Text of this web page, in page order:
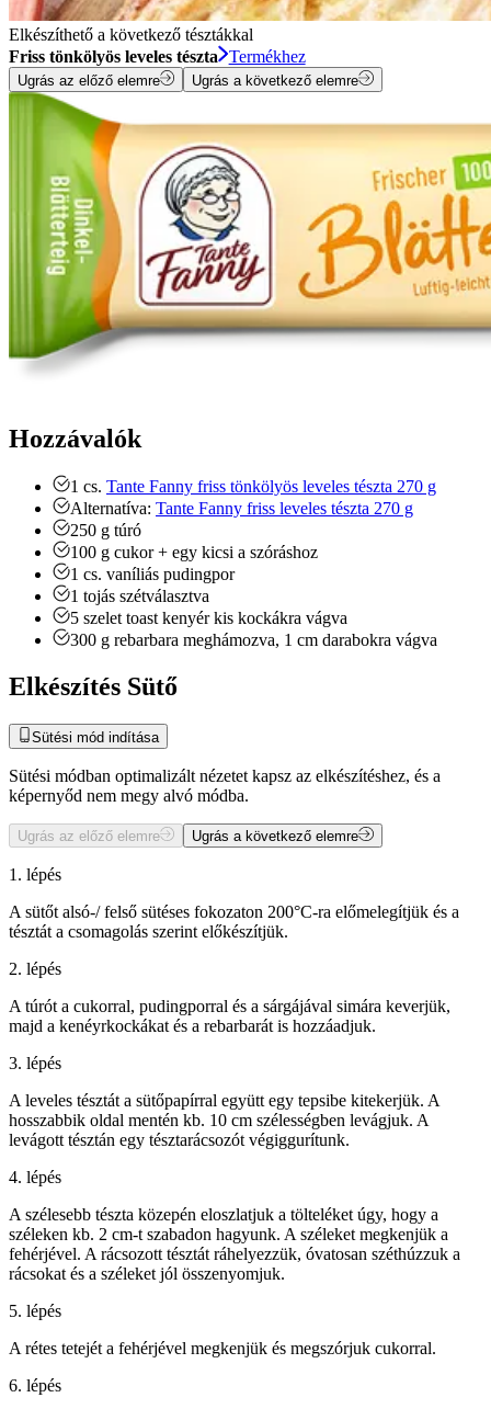
Elkészíthető a következő tésztákkal
Friss tönkölyös leveles tészta
Termékhez
Ugrás az előző elemre Ugrás a következő elemre
Hozzávalók
1 cs. Tante Fanny friss tönkölyös leveles tészta 270 g
Alternatíva: Tante Fanny friss leveles tészta 270 g
250 g túró
100 g cukor + egy kicsi a szóráshoz
1 cs. vaníliás pudingpor
1 tojás szétválasztva
5 szelet toast kenyér kis kockákra vágva
300 g rebarbara meghámozva, 1 cm darabokra vágva
Elkészítés Sütő
Sütési mód indítása
Sütési módban optimalizált nézetet kapsz az elkészítéshez, és a
képernyőd nem megy alvó módba.
Ugrás az előző elemre Ugrás a következő elemre
1. lépés
A sütőt alsó-/ felső sütéses fokozaton 200°C-ra előmelegítjük és a
tésztát a csomagolás szerint előkészítjük.
2. lépés
A túrót a cukorral, pudingporral és a sárgájával simára keverjük,
majd a kenéyrkockákat és a rebarbarát is hozzáadjuk.
3. lépés
A leveles tésztát a sütőpapírral együtt egy tepsibe kitekerjük. A
hosszabbik oldal mentén kb. 10 cm szélességben levágjuk. A
levágott tésztán egy tésztarácsozót végiggurítunk.
4. lépés
A szélesebb tészta közepén eloszlatjuk a tölteléket úgy, hogy a
széleken kb. 2 cm-t szabadon hagyunk. A széleket megkenjük a
fehérjével. A rácsozott tésztát ráhelyezzük, óvatosan széthúzzuk a
rácsokat és a széleket jól összenyomjuk.
5. lépés
A rétes tetejét a fehérjével megkenjük és megszórjuk cukorral.
6. lépés